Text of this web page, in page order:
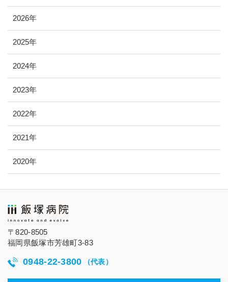
2026年
2025年
2024年
2023年
2022年
2021年
2020年
〒820-8505
福岡県飯塚市芳雄町3-83
0948-22-3800 （代表）